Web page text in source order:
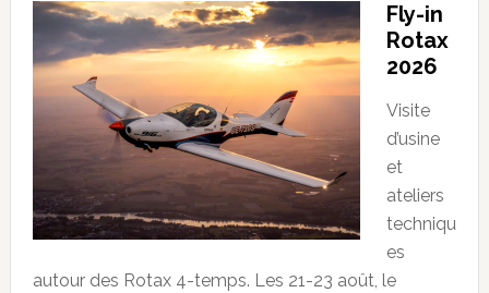
Fly-in
Rotax
2026
Visite
d’usine
et
ateliers
techniqu
es
autour des Rotax 4-temps. Les 21-23 août, le